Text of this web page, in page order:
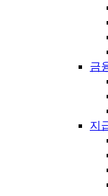
금
지